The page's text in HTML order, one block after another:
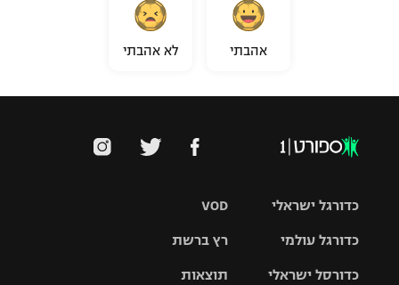
אהבתי לא אהבתי
VOD
רץ ברשת
תוצאות
כדורגל ישראלי
כדורגל עולמי
כדורסל ישראלי